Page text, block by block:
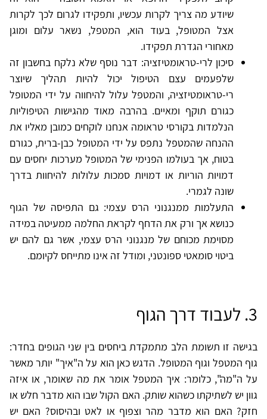
שיודע מה צריך לקרות עכשיו, ותפקידו לגרום לכך לקרות
אצל המטופל, בעוד הוא, המטפל, נשאר עלום ומוגן
מאחורי הגדרת תפקידו.
סיכון לרי-טראומטיזציה: דבר נוסף שלא נלקח בחשבון זה
שלפעמים עצם הטיפול יכול להיות תהליך שיוצר
רי-טראומטיזציה, והמטפל עלול להיחווה על ידי המטופל
כגורם תוקף ומאיים. בהרבה מאוד מהגישות הטיפוליות
הנלמדות בקורסי טראומה אנחנו לוקחים כמובן מאליו את
ההנחה שהמטפל נתפס על ידי המטופל כבן-ברית, כגורם
בטוח, אך בעולמו הפנימי של המטופל מערכות יחסים עם
דמויות הוריות או דמויות סמכות עלולות להיחוות בדרך
שונה לגמרי.
התעלמות ממנגנוני הרס עצמי: גם התפיסה של הגוף
כנושא אך ורק את הדחף לקראת החלמה ממעיטה במידה
מסוימת מכוחם של מנגנוני הרס עצמי, אשר גם להם יש
ביטוי סומאטי ספונטני, ומודל זה אינו מתייחס לקיומם.
3. לעבוד דרך הגוף
בגישה זו תשומת הלב מתמקדת ביחסים בין שני הגופים בחדר:
גוף המטפל וגוף המטופל. הדגש כאן הוא על ה"איך" יותר מאשר
על ה"מה", כלומר: איך המטפל אומר את מה שאומר, או איזה
גוון יש לשתיקתו כשהוא שותק. האם הקול שבו הוא מדבר חלש או
חזק? האם הוא מדבר מהר וצפוף או לאט ובהיסוס? האם יש